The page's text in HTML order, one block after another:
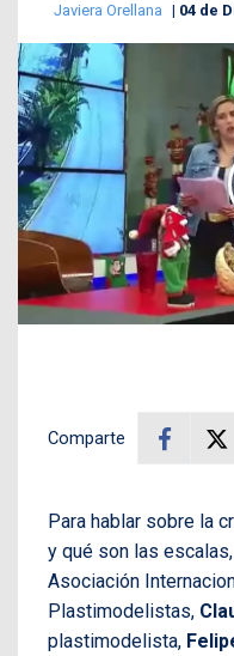
Javiera Orellana 04 de
Comparte
Para hablar sobre la
y qué son las
Asociación
Plastimodelistas,
plastimodelista,